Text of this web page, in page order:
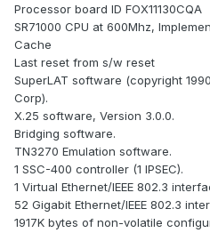
Processor board ID FOX11130CQA
SR71000 CPU at 600Mhz,
Cache
Last reset from s/w reset
SuperLAT software (copyright
Corp).
X.25 software, Version 3.0.0.
Bridging software.
TN3270 Emulation software.
1 SSC-400 controller (1 IPSEC).
1 Virtual Ethernet/IEEE 802.3
52 Gigabit Ethernet/IEEE 802.3
1917K bytes of non-volatile